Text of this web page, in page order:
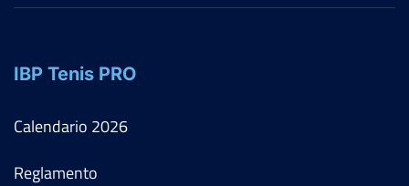
IBP Tenis PRO
Calendario 2026
Reglamento